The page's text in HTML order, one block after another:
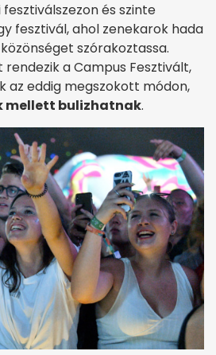
és szinte
fesztivál, ahol zenekarok hada
szórakoztassa.
rendezik a Campus Fesztivált,
az eddig megszokott módon,
mellett bulizhatnak.